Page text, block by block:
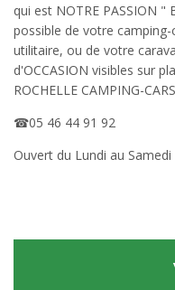
qui est NOTRE PASSION "
possible de votre
utilitaire, ou de votre
d'OCCASION visibles sur
ROCHELLE CAMPING-
☎05 46 44 91 92
Ouvert du Lundi au